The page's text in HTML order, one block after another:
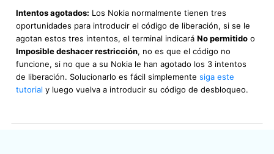
Intentos agotados: Los Nokia normalmente tienen tres
oportunidades para introducir el código de liberación, si se le
agotan estos tres intentos, el terminal indicará No permitido o
Imposible deshacer restricción, no es que el código no
funcione, si no que a su Nokia le han agotado los 3 intentos
de liberación. Solucionarlo es fácil simplemente siga este
tutorial y luego vuelva a introducir su código de desbloqueo.